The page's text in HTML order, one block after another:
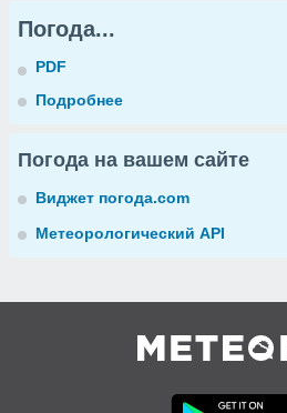
Погода...
PDF
Подробнее
Погода на вашем сайте
Виджет погода.com
Метеорологический API